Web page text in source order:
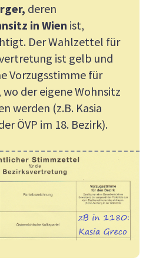
deren
in Wien ist,
Der Wahlzettel für
ist gelb und
Vorzugsstimme für
wo der eigene Wohnsitz
werden (z.B. Kasia
ÖVP im 18. Bezirk).